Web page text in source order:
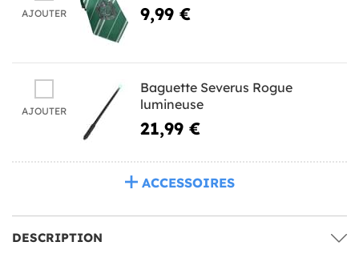
AJOUTER 9,99 €
AJOUTER
Baguette Severus Rogue
lumineuse
21,99 €
ACCESSOIRES
DESCRIPTION